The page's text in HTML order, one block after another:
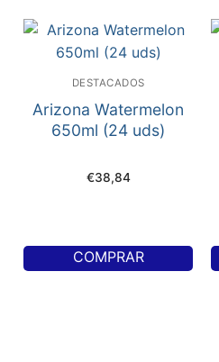
DESTACADOS
Arizona Watermelon
650ml (24 uds)
€38,84
COMPRAR